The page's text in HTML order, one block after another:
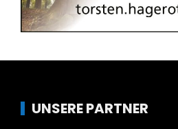
UNSERE PARTNER